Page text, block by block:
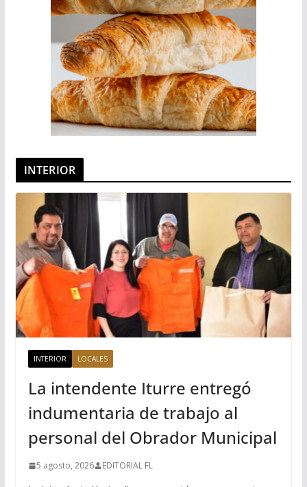
INTERIOR
INTERIOR LOCALES
La intendente Iturre entregó
indumentaria de trabajo al
personal del Obrador Municipal
5 agosto, 2026 EDITORIAL FL